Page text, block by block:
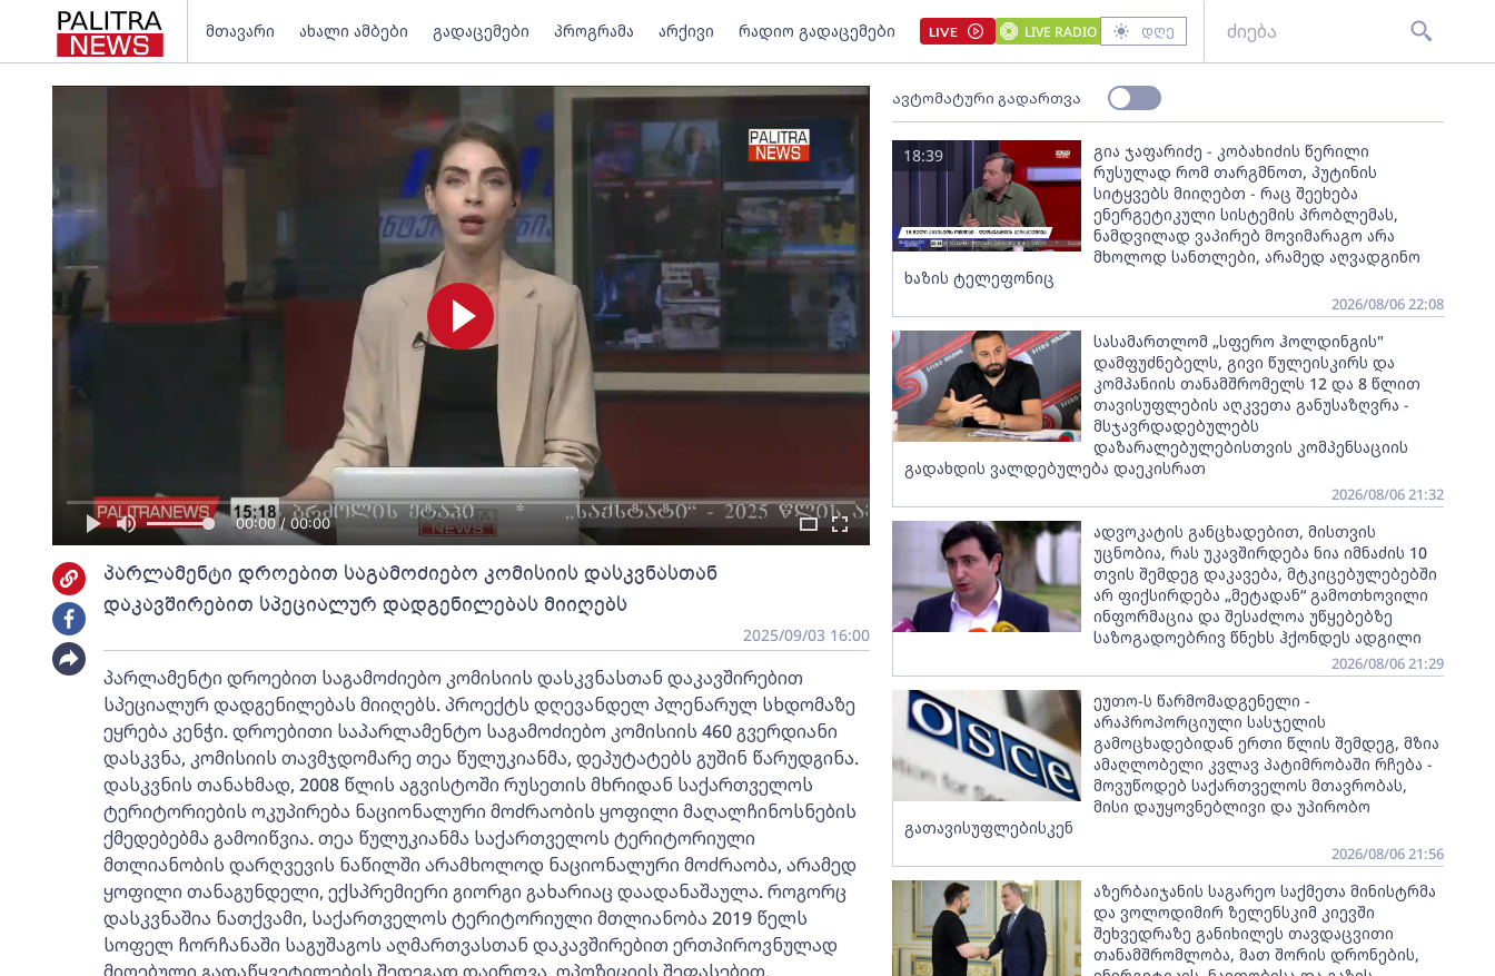
მთავარი ახალი ამბები გადაცემები პროგრამა არქივი რადიო გადაცემები LIVE LIVE RADIO დღე
00:00 / 00:00
პარლამენტი დროებით საგამოძიებო კომისიის დასკვნასთან
დაკავშირებით სპეციალურ დადგენილებას მიიღებს
2025/09/03 16:00
პარლამენტი დროებით საგამოძიებო კომისიის დასკვნასთან დაკავშირებით
სპეციალურ დადგენილებას მიიღებს. პროექტს დღევანდელ პლენარულ სხდომაზე
ეყრება კენჭი. დროებითი საპარლამენტო საგამოძიებო კომისიის 460 გვერდიანი
დასკვნა, კომისიის თავმჯდომარე თეა წულუკიანმა, დეპუტატებს გუშინ წარუდგინა.
დასკვნის თანახმად, 2008 წლის აგვისტოში რუსეთის მხრიდან საქართველოს
ტერიტორიების ოკუპირება ნაციონალური მოძრაობის ყოფილი მაღალჩინოსნების
ქმედებებმა გამოიწვია. თეა წულუკიანმა საქართველოს ტერიტორიული
მთლიანობის დარღვევის ნაწილში არამხოლოდ ნაციონალური მოძრაობა, არამედ
ყოფილი თანაგუნდელი, ექსპრემიერი გიორგი გახარიაც დაადანაშაულა. როგორც
დასკვნაშია ნათქვამი, საქართველოს ტერიტორიული მთლიანობა 2019 წელს
სოფელ ჩორჩანაში საგუშაგოს აღმართვასთან დაკავშირებით ერთპიროვნულად
ავტომატური გადართვა
გია ჯაფარიძე - კობახიძის წერილი
რუსულად რომ თარგმნოთ, პუტინის
სიტყვებს მიიღებთ - რაც შეეხება
ენერგეტიკული სისტემის პრობლემას,
ნამდვილად ვაპირებ მოვიმარაგო არა
მხოლოდ სანთლები, არამედ აღვადგინო
ხაზის ტელეფონიც
18:39
2026/08/06 22:08
სასამართლომ „სფერო ჰოლდინგის"
დამფუძნებელს, გივი წულეისკირს და
კომპანიის თანამშრომელს 12 და 8 წლით
თავისუფლების აღკვეთა განუსაზღვრა -
მსჯავრდადებულებს
დაზარალებულებისთვის კომპენსაციის
გადახდის ვალდებულება დაეკისრათ
2026/08/06 21:32
ადვოკატის განცხადებით, მისთვის
უცნობია, რას უკავშირდება ნია იმნაძის 10
თვის შემდეგ დაკავება, მტკიცებულებებში
არ ფიქსირდება „მეტადან“ გამოთხოვილი
ინფორმაცია და შესაძლოა უწყებებზე
საზოგადოებრივ წნეხს ჰქონდეს ადგილი
2026/08/06 21:29
ეუთო-ს წარმომადგენელი -
არაპროპორციული სასჯელის
გამოცხადებიდან ერთი წლის შემდეგ, მზია
ამაღლობელი კვლავ პატიმრობაში რჩება -
მოვუწოდებ საქართველოს მთავრობას,
მისი დაუყოვნებლივი და უპირობო
გათავისუფლებისკენ
2026/08/06 21:56
აზერბაიჯანის საგარეო საქმეთა მინისტრმა
და ვოლოდიმირ ზელენსკიმ კიევში
შეხვედრაზე განიხილეს თავდაცვითი
თანამშრომლობა, მათ შორის დრონების,